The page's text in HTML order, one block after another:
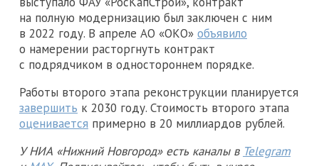
на полную модернизацию был заключен с ним
в 2022 году. В апреле АО «ОКО» объявило
о намерении расторгнуть контракт
с подрядчиком в одностороннем порядке.
Работы второго этапа реконструкции планируется
завершить к 2030 году. Стоимость второго этапа
оценивается примерно в 20 миллиардов рублей.
У НИА «Нижний Новгород» есть каналы в Telegram